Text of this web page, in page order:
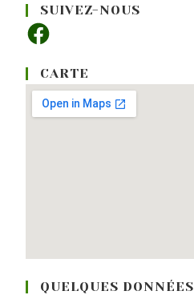
SUIVEZ-NOUS
Facebook
CARTE
QUELQUES DONNÉES